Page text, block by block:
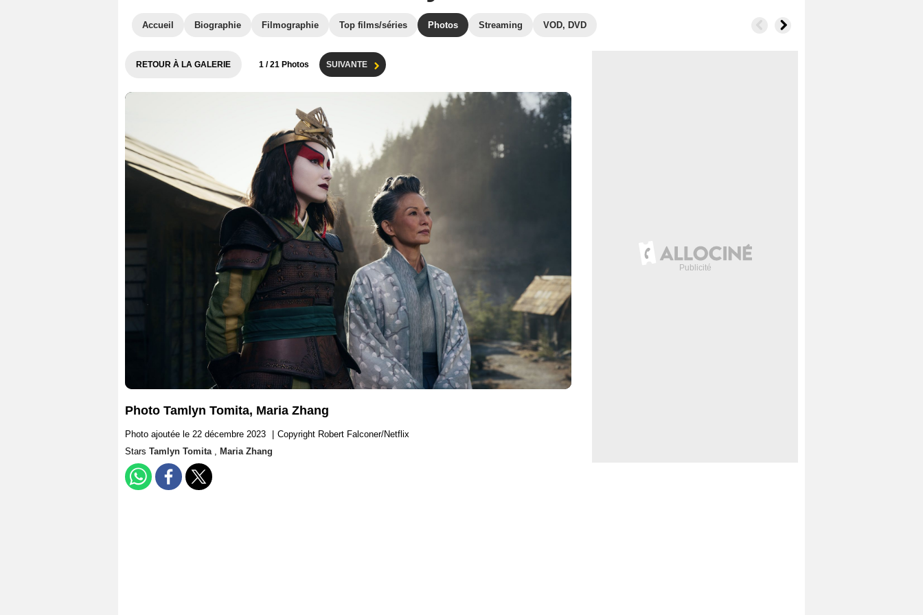
Accueil Biographie Filmographie Top films/séries Photos Streaming VOD, DVD
RETOUR À LA GALERIE 1 / 21 Photos SUIVANTE
Photo Tamlyn Tomita, Maria Zhang
Photo ajoutée le 22 décembre 2023
Copyright Robert Falconer/Netflix
Stars Tamlyn Tomita , Maria Zhang